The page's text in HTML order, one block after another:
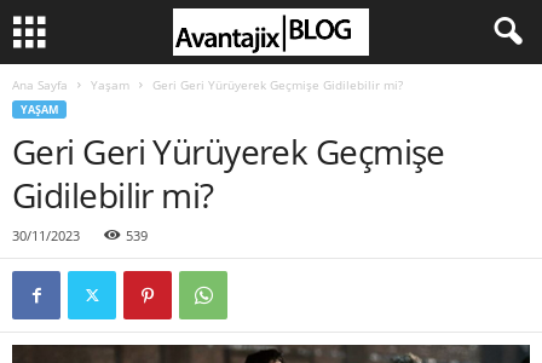
Ana Sayfa Yaşam Geri Geri Yürüyerek Geçmişe Gidilebilir mi?
YAŞAM
Geri Geri Yürüyerek Geçmişe
Gidilebilir mi?
30/11/2023 539